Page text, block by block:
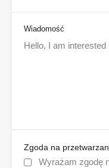
Wiadomość
Zgoda na
Wyrażam zgodę